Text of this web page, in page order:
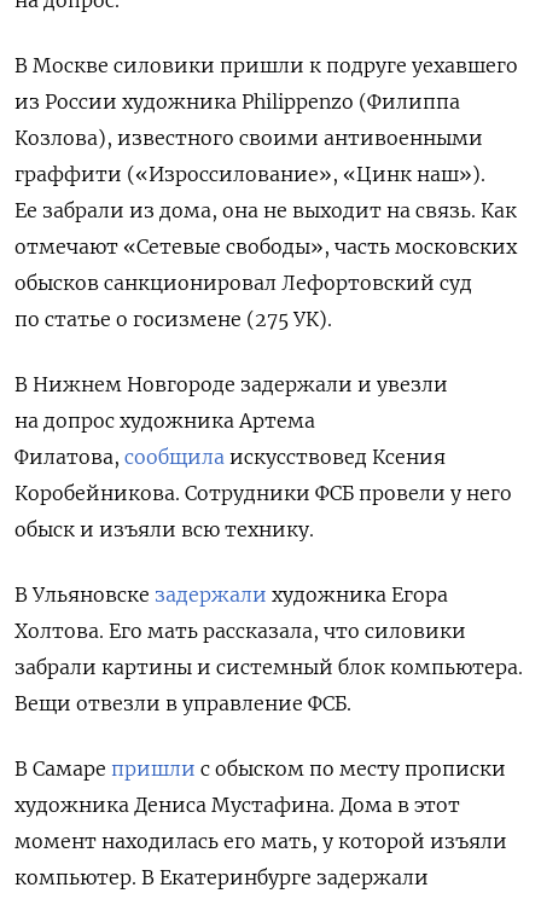
В Москве силовики пришли к подруге уехавшего
из России художника Philippenzo (Филиппа
Козлова), известного своими антивоенными
граффити («Изроссилование», «Цинк наш»).
Ее забрали из дома, она не выходит на связь. Как
отмечают «Сетевые свободы», часть московских
обысков санкционировал Лефортовский суд
по статье о госизмене (275 УК).
В Нижнем Новгороде задержали и увезли
на допрос художника Артема
Филатова, сообщила искусствовед Ксения
Коробейникова. Сотрудники ФСБ провели у него
обыск и изъяли всю технику.
В Ульяновске задержали художника Егора
Холтова. Его мать рассказала, что силовики
забрали картины и системный блок компьютера.
Вещи отвезли в управление ФСБ.
В Самаре пришли с обыском по месту прописки
художника Дениса Мустафина. Дома в этот
момент находилась его мать, у которой изъяли
компьютер. В Екатеринбурге задержали